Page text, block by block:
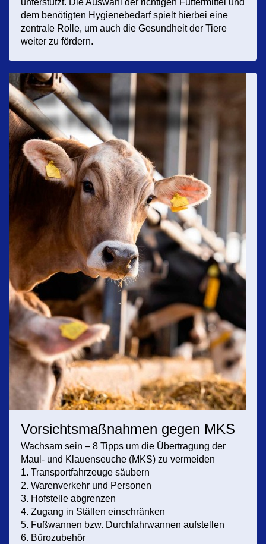
unterstützt. Die Auswahl der richtigen Futtermittel und
dem benötigten Hygienebedarf spielt hierbei eine
zentrale Rolle, um auch die Gesundheit der Tiere
weiter zu fördern.
Vorsichtsmaßnahmen gegen MKS
Wachsam sein – 8 Tipps um die Übertragung der
Maul- und Klauenseuche (MKS) zu vermeiden
1. Transportfahrzeuge säubern
2. Warenverkehr und Personen
3. Hofstelle abgrenzen
4. Zugang in Ställen einschränken
5. Fußwannen bzw. Durchfahrwannen aufstellen
6. Bürozubehör